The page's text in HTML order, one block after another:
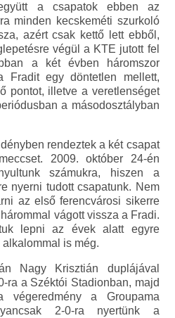
a csapatok ebben az
minden kecskeméti szurkoló
azért csak kettő lett ebből,
végül a KTE jutott fel
a két évben háromszor
Fradit egy döntetlen mellett,
pontot, illetve a veretlenséget
a másodosztályban
rendeztek a két csapat
2009. október 24-én
számukra, hiszen a
nyerni tudott csapatunk. Nem
az első ferencvárosi sikerre
vágott vissza a Fradi.
lepni az évek alatt egyre
is még.
Nagy Krisztián duplájával
ra a Széktói Stadionban, majd
végeredmény a Groupama
2-0-ra nyertünk a